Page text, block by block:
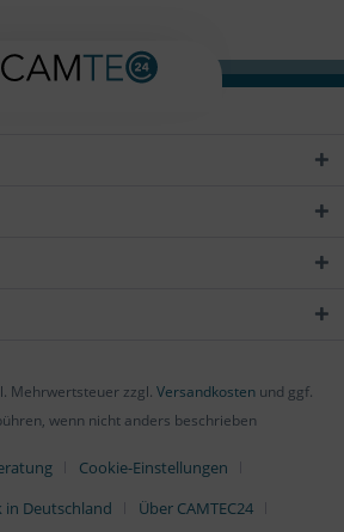
Mehrwertsteuer zzgl. Versandkosten und ggf.
wenn nicht anders beschrieben
Cookie-Einstellungen
Deutschland
Über CAMTEC24